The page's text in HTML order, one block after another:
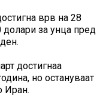
врв на 28
долари за унца пред
достигнаа
но остануваат
Иран.